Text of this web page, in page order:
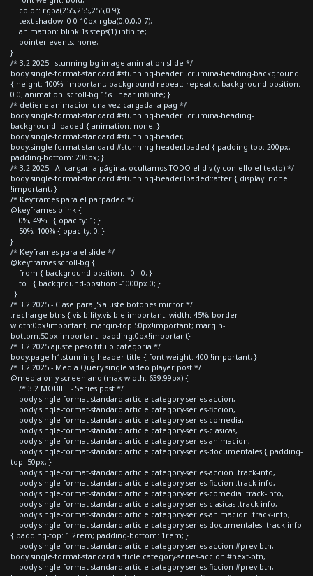
color: rgba(255,255,255,0.9);
text-shadow: 0 0 10px rgba(0,0,0,0.7);
animation: blink 1s steps(1) infinite;
pointer-events: none;
}
/* 3.2 2025 - stunning bg image animation slide */
body.single-format-standard #stunning-header .crumina-heading-background
{ height: 100% !important; background-repeat: repeat-x; background-position:
0 0; animation: scroll-bg 15s linear infinite; }
/* detiene animacion una vez cargada la pag */
body.single-format-standard #stunning-header .crumina-heading-
background.loaded { animation: none; }
body.single-format-standard #stunning-header,
body.single-format-standard #stunning-header.loaded { padding-top: 200px;
padding-bottom: 200px; }
/* 3.2 2025 - Al cargar la página, ocultamos TODO el div (y con ello el texto) */
body.single-format-standard #stunning-header.loaded::after { display: none
!important; }
/* Keyframes para el parpadeo */
@keyframes blink {
0%, 49% { opacity: 1; }
50%, 100% { opacity: 0; }
}
/* Keyframes para el slide */
@keyframes scroll-bg {
from { background-position: 0 0; }
to { background-position: -1000px 0; }
}
/* 3.2 2025 - Clase para JS ajuste botones mirror */
.recharge-btns { visibility:visible!important; width: 45%; border-
width:0px!important; margin-top:50px!important; margin-
bottom:50px!important; padding:0px!important}
/* 3.2 2025 ajuste peso titulo categoria */
body.page h1.stunning-header-title { font-weight: 400 !important; }
/* 3.2 2025 - Media Query single video player post */
@media only screen and (max-width: 639.99px) {
/* 3.2 MOBILE - Series post */
body.single-format-standard article.category-series-accion,
body.single-format-standard article.category-series-ficcion,
body.single-format-standard article.category-series-comedia,
body.single-format-standard article.category-series-clasicas,
body.single-format-standard article.category-series-animacion,
body.single-format-standard article.category-series-documentales { padding-
top: 50px; }
body.single-format-standard article.category-series-accion .track-info,
body.single-format-standard article.category-series-ficcion .track-info,
body.single-format-standard article.category-series-comedia .track-info,
body.single-format-standard article.category-series-clasicas .track-info,
body.single-format-standard article.category-series-animacion .track-info,
body.single-format-standard article.category-series-documentales .track-info
{ padding-top: 1.2rem; padding-bottom: 1rem; }
body.single-format-standard article.category-series-accion #prev-btn,
body.single-format-standard article.category-series-accion #next-btn,
body.single-format-standard article.category-series-ficcion #prev-btn,